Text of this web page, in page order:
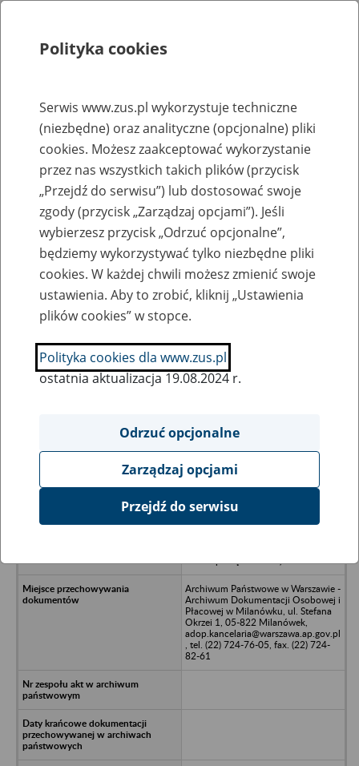
Rejestry, ewidencje i archiwa
Baza zlikwidowanych lub
przekształconych zakładów pracy
Nazwa zakładu pracy:
SZUKAJ
Ukryj wszystkie pozycje bazy
PEZETEL-DEVELOPMENT Sp. z o.o.
Archiwum Państwowe w Warszawie -
Archiwum Dokumentacji Osobowej i
Płacowej w Milanówku, ul. Stefana
Okrzei 1, 05-822 Milanówek,
adop.kancelaria@warszawa.ap.gov.pl
, tel. (22) 724-76-05, fax. (22) 724-
82-61
Polityka cookies
Serwis www.zus.pl wykorzystuje techniczne
(niezbędne) oraz analityczne (opcjonalne) pliki
cookies. Możesz zaakceptować wykorzystanie
przez nas wszystkich takich plików (przycisk
„Przejdź do serwisu”) lub dostosować swoje
zgody (przycisk „Zarządzaj opcjami”). Jeśli
wybierzesz przycisk „Odrzuć opcjonalne”,
będziemy wykorzystywać tylko niezbędne pliki
cookies. W każdej chwili możesz zmienić swoje
ustawienia. Aby to zrobić, kliknij „Ustawienia
plików cookies” w stopce.
Polityka cookies dla www.zus.pl
ostatnia aktualizacja 19.08.2024 r.
Odrzuć opcjonalne
Zarządzaj opcjami
Przejdź do serwisu